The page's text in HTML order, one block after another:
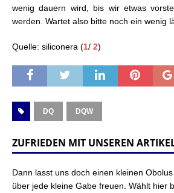
wenig dauern wird, bis wir etwas
werden. Wartet also bitte noch ein wenig
Quelle: siliconera (1/ 2)
DQ DQW
ZUFRIEDEN MIT UNSEREN
Dann lasst uns doch einen kleinen
über jede kleine Gabe freuen. Wählt hier